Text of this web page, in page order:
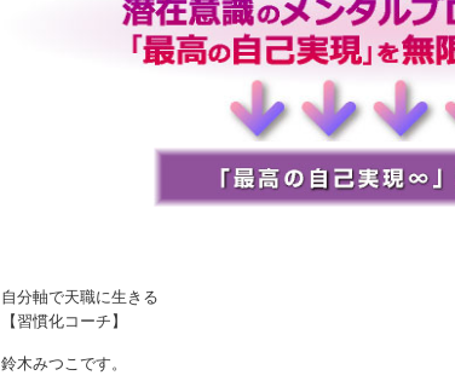
自分軸で天職に生きる
【習慣化コーチ】
鈴木みつこです。